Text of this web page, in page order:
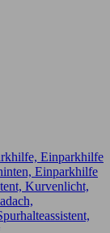
Einparkhilfe
Einparkhilfe
Kurvenlicht,